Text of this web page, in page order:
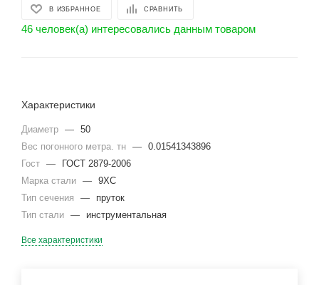
В ИЗБРАННОЕ СРАВНИТЬ
46 человек(а) интересовались данным товаром
Характеристики
Диаметр — 50
Вес погонного метра. тн — 0.01541343896
Гост —
ГОСТ 2879-2006
Марка стали — 9ХС
Тип сечения
—
пруток
Тип стали — инструментальная
Все характеристики